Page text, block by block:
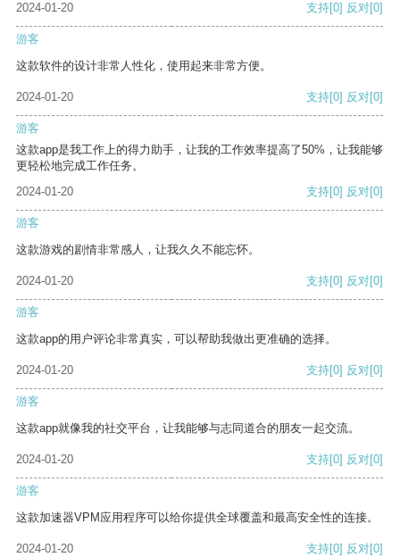
2024-01-20 支持[0] 反对[0]
游客
这款软件的设计非常人性化，使用起来非常方便。
2024-01-20 支持[0] 反对[0]
游客
这款app是我工作上的得力助手，让我的工作效率提高了50%，让我能够
更轻松地完成工作任务。
2024-01-20
支持[0] 反对[0]
游客
这款游戏的剧情非常感人，让我久久不能忘怀。
2024-01-20 支持[0] 反对[0]
游客
这款app的用户评论非常真实，可以帮助我做出更准确的选择。
2024-01-20 支持[0] 反对[0]
游客
这款app就像我的社交平台，让我能够与志同道合的朋友一起交流。
2024-01-20 支持[0] 反对[0]
游客
这款加速器VPM应用程序可以给你提供全球覆盖和最高安全性的连接。
2024-01-20 支持[0] 反对[0]